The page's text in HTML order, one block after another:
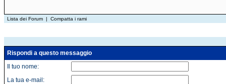
Lista dei Forum | Compatta i rami
Rispondi a questo messaggio
Il tuo nome:
La tua e-mail: